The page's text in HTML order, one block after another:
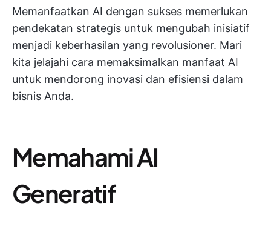
Memanfaatkan AI dengan sukses memerlukan
pendekatan strategis untuk mengubah inisiatif
menjadi keberhasilan yang revolusioner. Mari
kita jelajahi cara memaksimalkan manfaat AI
untuk mendorong inovasi dan efisiensi dalam
bisnis Anda.
Memahami AI
Generatif